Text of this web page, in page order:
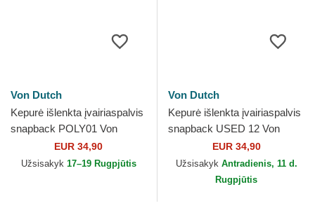
Von Dutch
Kepurė išlenkta įvairiaspalvis
snapback POLY01 Von
EUR 34,90
Užsisakyk 17–19 Rugpjūtis
Von Dutch
Kepurė išlenkta įvairiaspalvis
snapback USED 12 Von
EUR 34,90
Užsisakyk Antradienis, 11 d.
Rugpjūtis